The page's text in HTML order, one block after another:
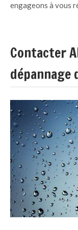
engageons à vous
Contacter
dépannage